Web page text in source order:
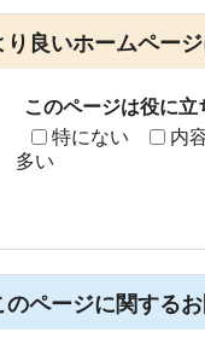
り良いホームペー
このページは役に立
特にない
内
多い
のページに関する